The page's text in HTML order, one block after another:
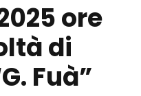
ore
di
Fuà”